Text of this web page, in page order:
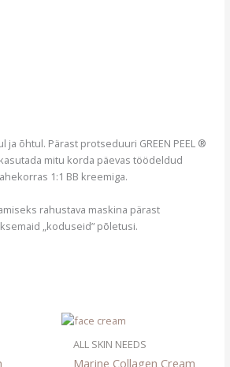
ja õhtul. Pärast protseduuri GREEN PEEL ®
kasutada mitu korda päevas töödeldud
1:1 BB kreemiga.
rahustava maskina pärast
„koduseid” põletusi.
ALL SKIN NEEDS
Marine Collagen Cream